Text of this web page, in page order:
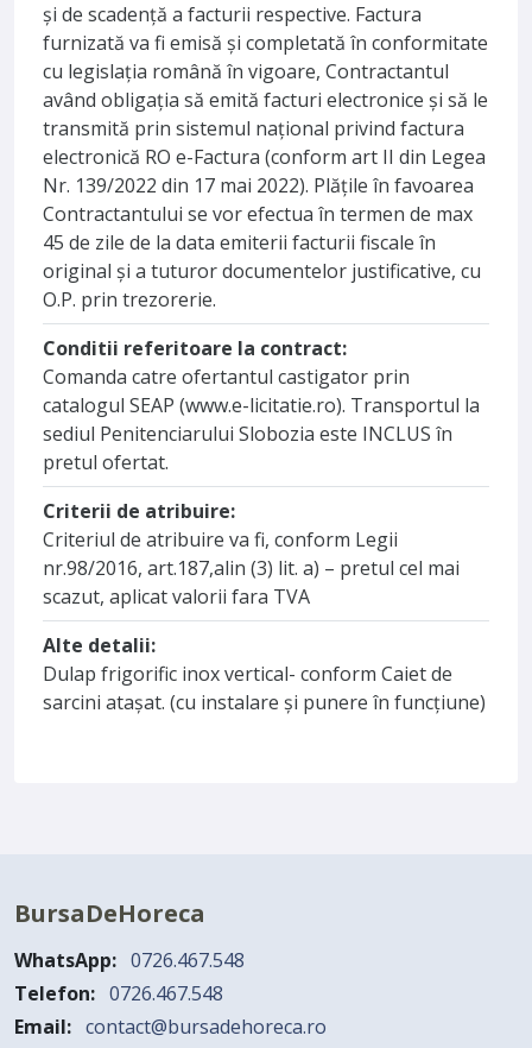
și de scadență a facturii respective. Factura
furnizată va fi emisă și completată în conformitate
cu legislația română în vigoare, Contractantul
având obligația să emită facturi electronice și să le
transmită prin sistemul național privind factura
electronică RO e-Factura (conform art II din Legea
Nr. 139/2022 din 17 mai 2022). Plățile în favoarea
Contractantului se vor efectua în termen de max
45 de zile de la data emiterii facturii fiscale în
original și a tuturor documentelor justificative, cu
O.P. prin trezorerie.
Conditii referitoare la contract:
Comanda catre ofertantul castigator prin
catalogul SEAP (www.e-licitatie.ro). Transportul la
sediul Penitenciarului Slobozia este INCLUS în
pretul ofertat.
Criterii de atribuire:
Criteriul de atribuire va fi, conform Legii
nr.98/2016, art.187,alin (3) lit. a) – pretul cel mai
scazut, aplicat valorii fara TVA
Alte detalii:
Dulap frigorific inox vertical- conform Caiet de
sarcini atașat. (cu instalare și punere în funcțiune)
BursaDeHoreca
WhatsApp: 0726.467.548
Telefon: 0726.467.548
Email: contact@bursadehoreca.ro